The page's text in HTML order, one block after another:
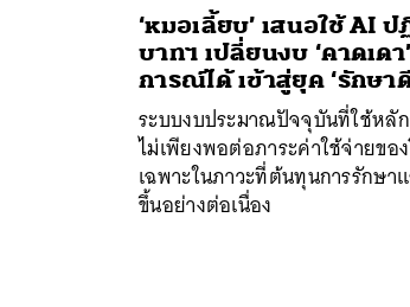
‘หมอเลี้ยบ’ เสนอใช้ AI
บาทฯ เปลี่ยนงบ ‘คาดเด
การณ์ได้ เข้าสู่ยุค ‘รักษา
ระบบงบประมาณปัจจุบันที่ใช้หลั
ไม่เพียงพอต่อภาระค่าใช้จ่ายขอ
เฉพาะในภาวะที่ต้นทุนการรักษา
ขึ้นอย่างต่อเนื่อง